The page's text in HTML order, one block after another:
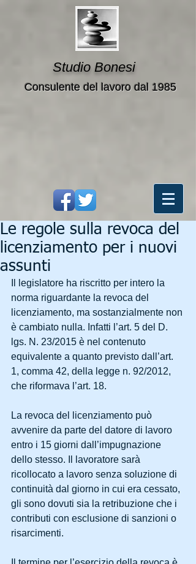
Studio Bonesi
Consulente del lavoro dal 1985
Le regole sulla revoca del
licenziamento per i nuovi
assunti
Il legislatore ha riscritto per intero la
norma riguardante la revoca del
licenziamento, ma sostanzialmente non
è cambiato nulla. Infatti l’art. 5 del D.
lgs. N. 23/2015 è nel contenuto
equivalente a quanto previsto dall’art.
1, comma 42, della legge n. 92/2012,
che riformava l’art. 18.
La revoca del licenziamento può
avvenire da parte del datore di lavoro
entro i 15 giorni dall’impugnazione
dello stesso. Il lavoratore sarà
ricollocato a lavoro senza soluzione di
continuità dal giorno in cui era cessato,
gli sono dovuti sia la retribuzione che i
contributi con esclusione di sanzioni o
risarcimenti.